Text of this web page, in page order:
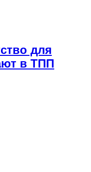
для
в ТПП